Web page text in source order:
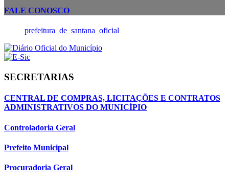
FALE CONOSCO
prefeitura_de_santana_oficial
SECRETARIAS
CENTRAL DE COMPRAS, LICITAÇÕES E CONTRATOS
ADMINISTRATIVOS DO MUNICÍPIO
Controladoria Geral
Prefeito Municipal
Procuradoria Geral